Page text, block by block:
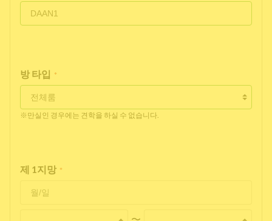
방 타입 *
※만실인 경우에는 견학을 하실 수 없습니다.
제 1지망 *